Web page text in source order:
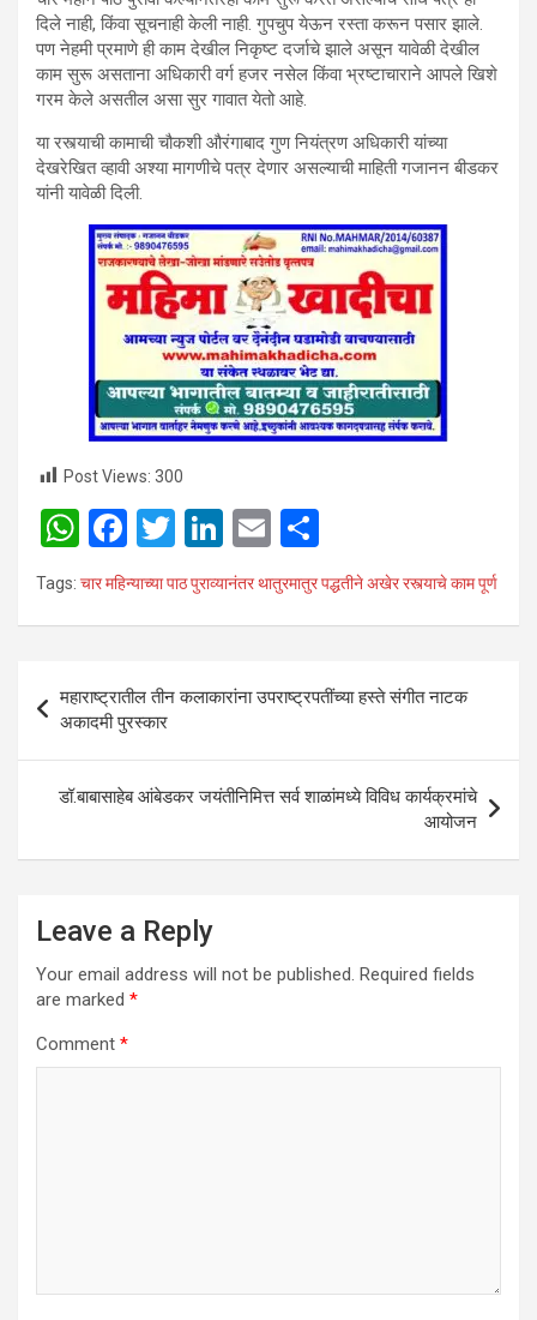
दिले नाही, किंवा सूचनाही केली नाही. गुपचुप येऊन रस्ता करून पसार झाले.
पण नेहमी प्रमाणे ही काम देखील निकृष्ट दर्जाचे झाले असून यावेळी देखील
काम सुरू असताना अधिकारी वर्ग हजर नसेल किंवा भ्रष्टाचाराने आपले खिशे
गरम केले असतील असा सुर गावात येतो आहे.
या रस्त्याची कामाची चौकशी औरंगाबाद गुण नियंत्रण अधिकारी यांच्या
देखरेखित व्हावी अश्या मागणीचे पत्र देणार असल्याची माहिती गजानन बीडकर
यांनी यावेळी दिली.
Post Views: 300
W
h
A
p
p
F
a
o
o
k
T
wi
tt
Li
n
n
E
m
ail
h
ar
Tags: चार महिन्याच्या पाठ पुराव्यानंतर थातुरमातुर पद्धतीने अखेर रस्त्याचे काम पूर्ण
navigation
महाराष्ट्रातील तीन कलाकारांना उपराष्ट्रपतींच्या हस्ते संगीत नाटक
अकादमी पुरस्कार
डॉ.बाबासाहेब आंबेडकर जयंतीनिमित्त सर्व शाळांमध्ये विविध कार्यक्रमांचे
आयोजन
Leave a Reply
Your email address will not be published. Required fields
are marked *
Comment *